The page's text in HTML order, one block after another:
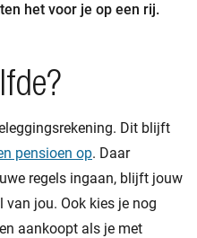
het voor je op een rij.
Dit blijft
pensioen op. Daar
regels ingaan, blijft jouw
jou. Ook kies je nog
aankoopt als je met